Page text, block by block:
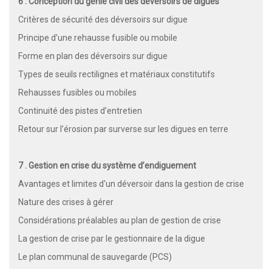
Critères de sécurité des déversoirs sur digue
Principe d’une rehausse fusible ou mobile
Forme en plan des déversoirs sur digue
Types de seuils rectilignes et matériaux constitutifs
Rehausses fusibles ou mobiles
Continuité des pistes d’entretien
Retour sur l’érosion par surverse sur les digues en terre
7 . Gestion en crise du système d’endiguement
Avantages et limites d'un déversoir dans la gestion de crise
Nature des crises à gérer
Considérations préalables au plan de gestion de crise
La gestion de crise par le gestionnaire de la digue
Le plan communal de sauvegarde (PCS)